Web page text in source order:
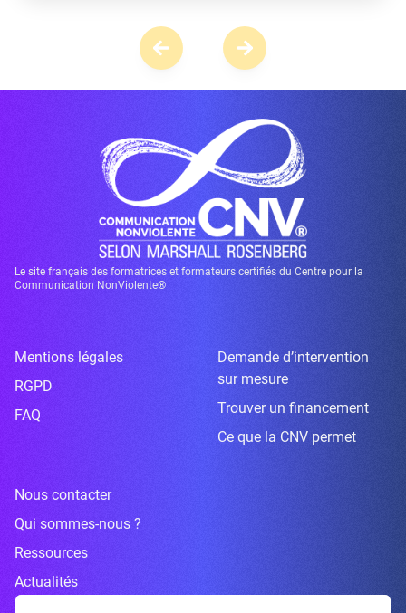
Le site français des formatrices et formateurs certifiés du Centre pour la
Communication NonViolente®
Mentions légales
RGPD
FAQ
Demande d’intervention
sur mesure
Trouver un financement
Ce que la CNV permet
Nous contacter
Qui sommes-nous ?
Ressources
Actualités